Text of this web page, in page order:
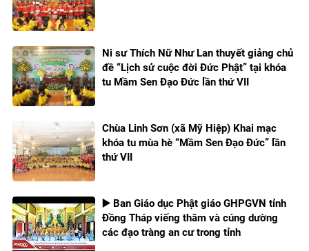
Ni sư Thích Nữ Như Lan thuyết giảng chủ
đề “Lịch sử cuộc đời Đức Phật” tại khóa
tu Mầm Sen Đạo Đức lần thứ VII
Chùa Linh Sơn (xã Mỹ Hiệp) Khai mạc
khóa tu mùa hè “Mầm Sen Đạo Đức” lần
thứ VII
▶️ Ban Giáo dục Phật giáo GHPGVN tỉnh
Đồng Tháp viếng thăm và cúng dường
các đạo tràng an cư trong tỉnh